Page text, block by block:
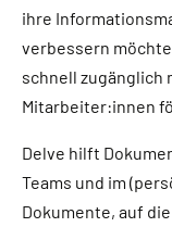
ihre
verbessern
schnell zugänglich
Mitarbeiter:innen
Delve hilft
Teams und im
Dokumente, auf